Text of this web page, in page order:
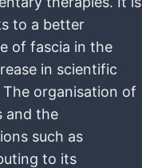
to a better
of fascia in the
in scientific
organisation of
and the
such as
to its